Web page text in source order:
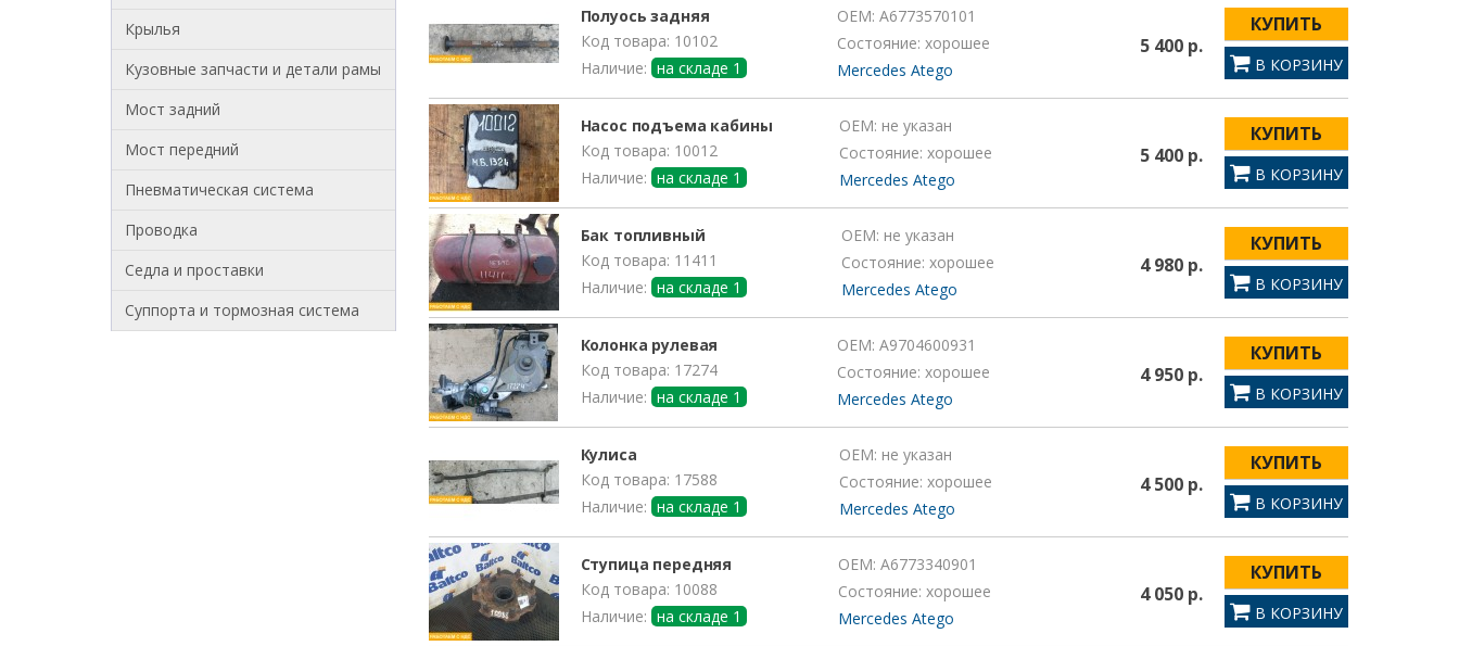
Крылья
Кузовные запчасти и детали рамы
Мост задний
Мост передний
Пневматическая система
Проводка
Седла и проставки
Суппорта и тормозная система
Полуось задняя
Код товара: 10102
Наличие: на складе 1
OEM: A6773570101
Состояние: хорошее
Mercedes Atego
5 400 р.
КУПИТЬ
В КОРЗИНУ
Насос подъема кабины
Код товара: 10012
Наличие: на складе 1
OEM: не указан
Состояние: хорошее
Mercedes Atego
5 400 р.
КУПИТЬ
В КОРЗИНУ
Бак топливный
Код товара: 11411
Наличие: на складе 1
OEM: не указан
Состояние: хорошее
Mercedes Atego
4 980 р.
КУПИТЬ
В КОРЗИНУ
Колонка рулевая
Код товара: 17274
Наличие: на складе 1
OEM: A9704600931
Состояние: хорошее
Mercedes Atego
4 950 р.
КУПИТЬ
В КОРЗИНУ
Кулиса
Код товара: 17588
Наличие: на складе 1
OEM: не указан
Состояние: хорошее
Mercedes Atego
4 500 р.
КУПИТЬ
В КОРЗИНУ
Ступица передняя
Код товара: 10088
Наличие: на складе 1
OEM: A6773340901
Состояние: хорошее
Mercedes Atego
4 050 р.
КУПИТЬ
В КОРЗИНУ